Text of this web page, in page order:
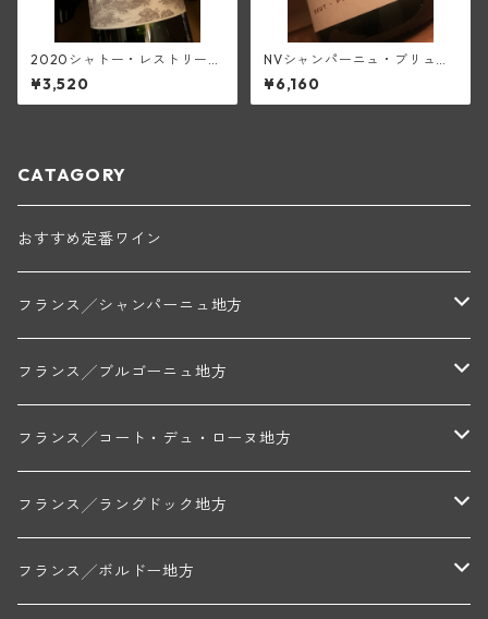
2020シャトー・レストリー
ユ・キャップ・マルタン・ル
ージュ(ボルドー・スーペリュ
ール)
¥3,520
NVシャンパーニュ・ブリュッ
ト・ブラン1級(ピエール・トリ
シェ)
¥6,160
CATAGORY
おすすめ定番ワイン
フランス╱シャンパーニュ地方
モンターニュ・ド・ランス
トリシェ・ディディエ
コート・デ・ブラン
ミッシェル・ジュネ
フランス╱ブルゴーニュ地方
シャブリ地区
プティ・ポンティニィ(シャブリ)
アラン・マティアス(トネロワ)
コート・ド・ニュイ地区
クロード・デュガ(ジュヴレ・シャンベルタン)
コート・ド・ボーヌ地区
フランス╱コート・デュ・ローヌ地方
北部地区
ジャン・ルイ・シャーヴ(エルミタージュ)
南部地区
フランス╱ラングドック地方
コトー・デュ・ラングドック地区
フランス╱ボルドー地方